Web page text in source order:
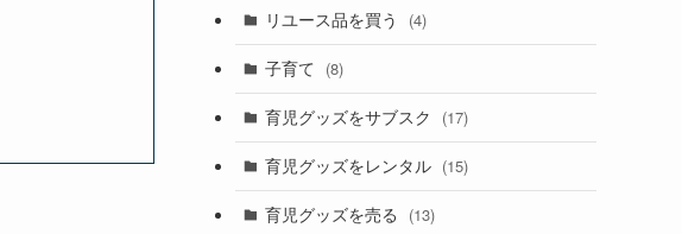
リユース品を買う (4)
子育て (8)
育児グッズをサブスク (17)
育児グッズをレンタル (15)
育児グッズを売る (13)